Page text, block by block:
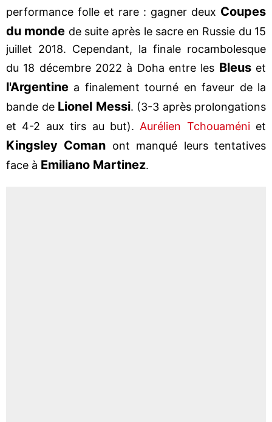
performance folle et rare : gagner deux Coupes
du monde de suite après le sacre en Russie du 15
juillet 2018. Cependant, la finale rocambolesque
du 18 décembre 2022 à Doha entre les Bleus et
l'Argentine a finalement tourné en faveur de la
bande de Lionel Messi. (3-3 après prolongations
et 4-2 aux tirs au but). Aurélien Tchouaméni et
Kingsley Coman ont manqué leurs tentatives
face à Emiliano Martinez.